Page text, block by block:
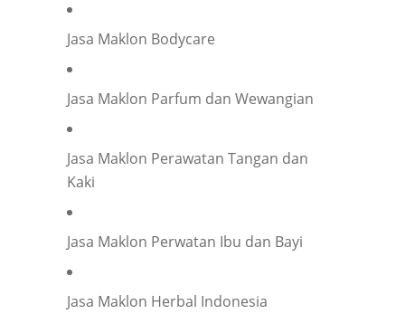
Jasa Maklon Bodycare
Jasa Maklon Parfum dan Wewangian
Jasa Maklon Perawatan Tangan dan
Kaki
Jasa Maklon Perwatan Ibu dan Bayi
Jasa Maklon Herbal Indonesia
Company
Company Name